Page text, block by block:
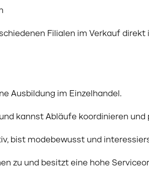
Filialen im Verkauf direkt
Ausbildung im Einzelhandel.
kannst Abläufe koordinieren und
bist modebewusst und
zu und besitzt eine hohe